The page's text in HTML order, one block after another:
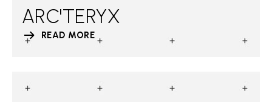
ARC'TERYX
READ MORE